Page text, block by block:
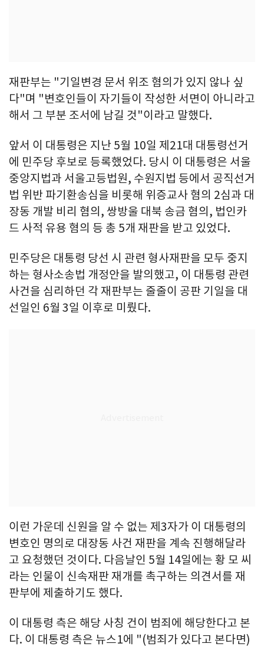
재판부는 "기일변경 문서 위조 혐의가 있지 않나 싶
다"며 "변호인들이 자기들이 작성한 서면이 아니라고
해서 그 부분 조서에 남길 것"이라고 말했다.
앞서 이 대통령은 지난 5월 10일 제21대 대통령선거
에 민주당 후보로 등록했었다. 당시 이 대통령은 서울
중앙지법과 서울고등법원, 수원지법 등에서 공직선거
법 위반 파기환송심을 비롯해 위증교사 혐의 2심과 대
장동 개발 비리 혐의, 쌍방울 대북 송금 혐의, 법인카
드 사적 유용 혐의 등 총 5개 재판을 받고 있었다.
민주당은 대통령 당선 시 관련 형사재판을 모두 중지
하는 형사소송법 개정안을 발의했고, 이 대통령 관련
사건을 심리하던 각 재판부는 줄줄이 공판 기일을 대
선일인 6월 3일 이후로 미뤘다.
이런 가운데 신원을 알 수 없는 제3자가 이 대통령의
변호인 명의로 대장동 사건 재판을 계속 진행해달라
고 요청했던 것이다. 다음날인 5월 14일에는 황 모 씨
라는 인물이 신속재판 재개를 촉구하는 의견서를 재
판부에 제출하기도 했다.
이 대통령 측은 해당 사칭 건이 범죄에 해당한다고 본
다. 이 대통령 측은 뉴스1에 "(범죄가 있다고 본다면)